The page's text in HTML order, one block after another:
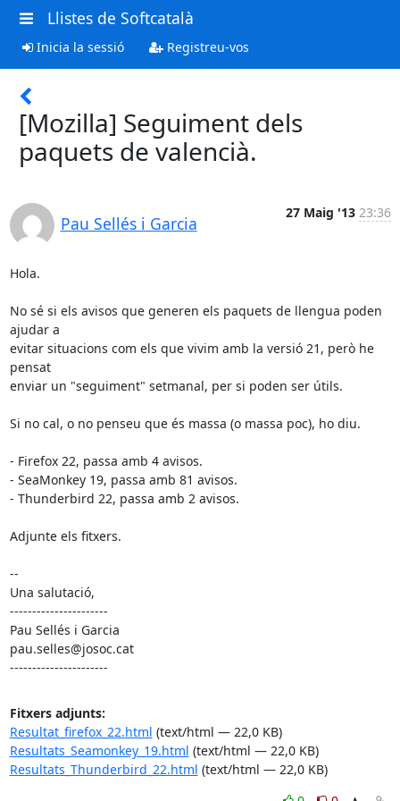
Llistes de Softcatalà
Inicia la sessió Registreu-vos
[Mozilla] Seguiment dels
paquets de valencià.
Pau Sellés i Garcia
27 Maig '13 23:36
Hola.
No sé si els avisos que generen els paquets de llengua poden
ajudar a
evitar situacions com els que vivim amb la versió 21, però he
pensat
enviar un "seguiment" setmanal, per si poden ser útils.
Si no cal, o no penseu que és massa (o massa poc), ho diu.
- Firefox 22, passa amb 4 avisos.
- SeaMonkey 19, passa amb 81 avisos.
- Thunderbird 22, passa amb 2 avisos.
Adjunte els fitxers.
--
Una salutació,
----------------------
Pau Sellés i Garcia
pau.selles@josoc.cat
----------------------
Fitxers adjunts:
Resultat_firefox_22.html (text/html — 22,0 KB)
Resultats_Seamonkey_19.html (text/html — 22,0 KB)
Resultats_Thunderbird_22.html (text/html — 22,0 KB)